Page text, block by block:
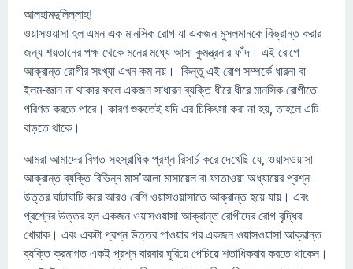
আলহামদুলিল্লাহ!
ওয়াসওয়াসা হল এমন এক মানসিক রোগ যা একজন মুসলমানকে বিভ্রান্ত করার
জন্য শয়তানের পক্ষ থেকে মনের মধ্যে আসা কুমন্ত্রনার ফাঁদ। এই রোগে
আক্রান্ত রোগীর সংখ্যা এখন কম নয়। কিন্তু এই রোগ সম্পর্কে ধারনা বা
ইলম-জ্ঞান না থাকার ফলে একজন সাধারন ব্যক্তি ধীরে ধীরে মানসিক রোগীতে
পরিণত করতে পারে। কারণ শুরুতেই যদি এর চিকিৎসা করা না হয়, তাহলে এটি
বাড়তে থাকে।
আমরা আমাদের বিগত সহস্রাধিক প্রশ্ন রিসার্চ করে দেখেছি যে, ওয়াসওয়াসা
আক্রান্ত ব্যক্তি বিভিন্ন মাস'আলা মাসায়েল বা ফাতাওয়া অধ্যায়ের প্রশ্ন-
উত্তর ঘাটাঘাটি করে আরও বেশি ওয়াসওয়াসাতে আক্রান্ত হয়ে যায়। এবং
প্রশ্নের উত্তর হল একজন ওয়াসওয়াসা আক্রান্ত রোগীদের রোগ বৃদ্ধির
খোরাক। এবং একটা প্রশ্ন উত্তর পাওয়ার পর একজন ওয়াসওয়াসা আক্রান্ত
ব্যক্তি ক্রমাগত একই প্রশ্ন বারবার ঘুরিয়ে পেচিয়ে শতাধিকবার করতে থাকেন।